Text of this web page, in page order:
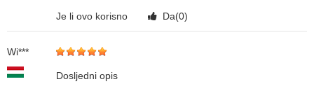
Je li ovo korisno Da(0)
Wi***
Dosljedni opis